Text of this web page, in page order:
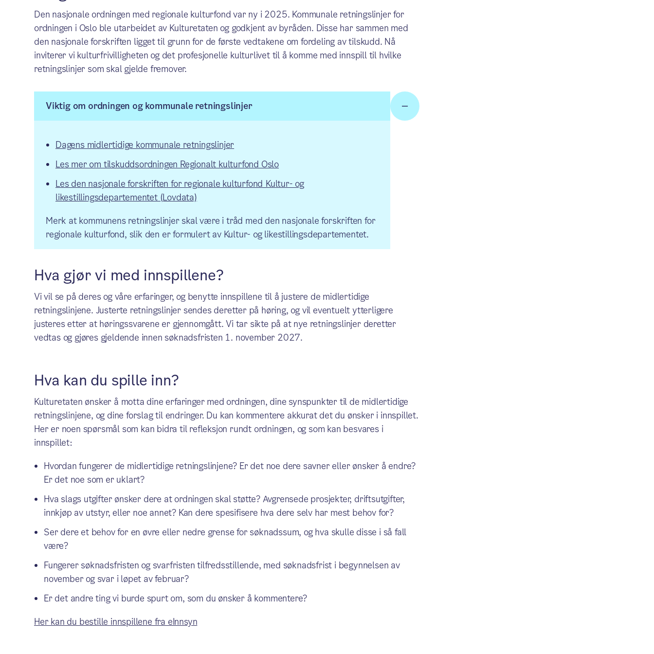
Den nasjonale ordningen med regionale kulturfond var ny i 2025. Kommunale retningslinjer for
ordningen i Oslo ble utarbeidet av Kulturetaten og godkjent av byråden. Disse har sammen med
den nasjonale forskriften ligget til grunn for de første vedtakene om fordeling av tilskudd. Nå
inviterer vi kulturfrivilligheten og det profesjonelle kulturlivet til å komme med innspill til hvilke
retningslinjer som skal gjelde fremover.
Viktig om ordningen og kommunale retningslinjer
Dagens midlertidige kommunale retningslinjer
Les mer om tilskuddsordningen Regionalt kulturfond Oslo
Les den nasjonale forskriften for regionale kulturfond_Kultur- og
likestillingsdepartementet (Lovdata)
Merk at kommunens retningslinjer skal være i tråd med den nasjonale forskriften for
regionale kulturfond, slik den er formulert av Kultur- og likestillingsdepartementet.
Hva gjør vi med innspillene?
Vi vil se på deres og våre erfaringer, og benytte innspillene til å justere de midlertidige
retningslinjene. Justerte retningslinjer sendes deretter på høring, og vil eventuelt ytterligere
justeres etter at høringssvarene er gjennomgått. Vi tar sikte på at nye retningslinjer deretter
vedtas og gjøres gjeldende innen søknadsfristen 1. november 2027.
Hva kan du spille inn?
Kulturetaten ønsker å motta dine erfaringer med ordningen, dine synspunkter til de midlertidige
retningslinjene, og dine forslag til endringer. Du kan kommentere akkurat det du ønsker i innspillet.
Her er noen spørsmål som kan bidra til refleksjon rundt ordningen, og som kan besvares i
innspillet:
Hvordan fungerer de midlertidige retningslinjene? Er det noe dere savner eller ønsker å endre?
Er det noe som er uklart?
Hva slags utgifter ønsker dere at ordningen skal støtte? Avgrensede prosjekter, driftsutgifter,
innkjøp av utstyr, eller noe annet? Kan dere spesifisere hva dere selv har mest behov for?
Ser dere et behov for en øvre eller nedre grense for søknadssum, og hva skulle disse i så fall
være?
Fungerer søknadsfristen og svarfristen tilfredsstillende, med søknadsfrist i begynnelsen av
november og svar i løpet av februar?
Er det andre ting vi burde spurt om, som du ønsker å kommentere?
Her kan du bestille innspillene fra eInnsyn